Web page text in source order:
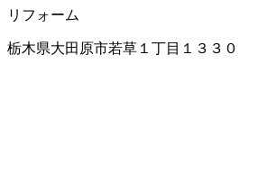
リフォーム
栃木県大田原市若草１丁目１３３０